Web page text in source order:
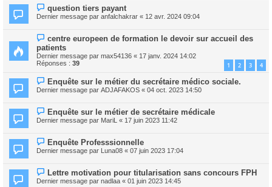
question tiers payant
Dernier message par anfalchakrar « 12 avr. 2024 09:04
centre europeen de formation le devoir sur accueil des
patients
Dernier message par max54136 « 17 janv. 2024 14:02
Réponses : 39 1 2 3 4
Enquête sur le métier du secrétaire médico sociale.
Dernier message par ADJAFAKOS « 04 oct. 2023 14:50
Enquête sur le métier de secrétaire médicale
Dernier message par MariL « 17 juin 2023 11:42
Enquête Professsionnelle
Dernier message par Luna08 « 07 juin 2023 17:04
Lettre motivation pour titularisation sans concours FPH
Dernier message par nadlaa « 01 juin 2023 14:45